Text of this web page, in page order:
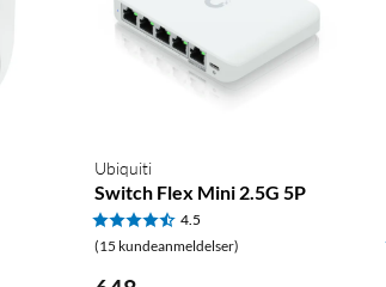
Ubiquiti
Switch Flex Mini 2.5G 5P
4.5
(15 kundeanmeldelser)